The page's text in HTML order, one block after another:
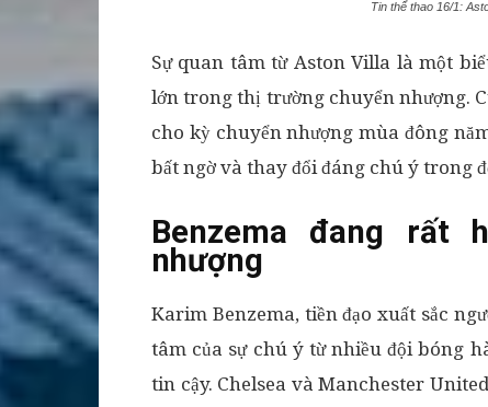
Tin thể thao 16/1:
Sự quan tâm từ Aston Villa là một
lớn trong thị trường chuyển nhượng.
cho kỳ chuyển nhượng mùa đông
bất ngờ và thay đổi đáng chú ý trong
Benzema đang rất
nhượng
Karim Benzema, tiền đạo xuất sắc
tâm của sự chú ý từ nhiều đội bóng
tin cậy. Chelsea và Manchester